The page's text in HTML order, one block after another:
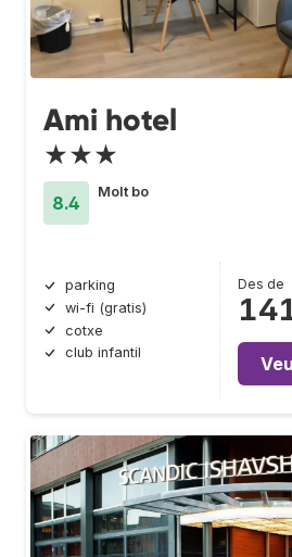
Ami hotel
★★★
8.4
Molt bo
parking
wi-fi (gratis)
cotxe
club infantil
Des de